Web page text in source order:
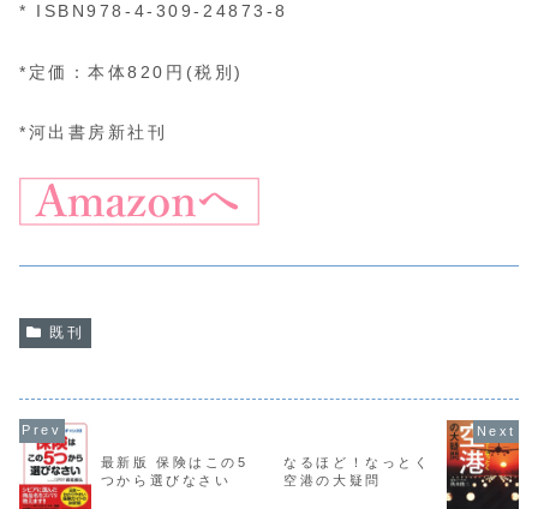
* ISBN978-4-309-24873-8
*定価：本体820円(税別)
*河出書房新社刊
既刊
最新版 保険はこの5
つから選びなさい
なるほど！なっとく
空港の大疑問